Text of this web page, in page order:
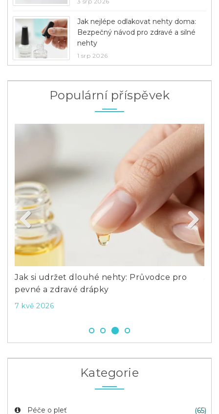
Jak nejlépe odlakovat nehty doma:
Bezpečný návod pro zdravé a silné
nehty
1 srp 2026
Populární příspěvek
Jak si udržet dlouhé nehty: Průvodce pro
pevné a zdravé drápky
7 kvě 2026
Previous Next
Kategorie
Péče o pleť (65)